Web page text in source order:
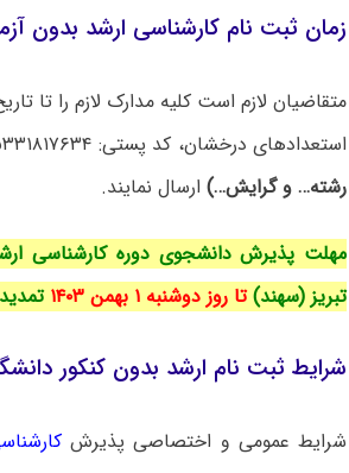
زمان ثبت نام کارشناسی ارشد بدون آزمون ۱۴۰۴ دانشگاه
استعدادهای درخشان، کد پستی: ۵۳۳۱۸۱۷۶۳۴
رشته… و گرایش…)ارسال نمایند.
تبریز (سهند)تا روز دوشنبه ۱ بهمن ۱۴۰۳
شرایط ثبت نام ارشد بدون کنکور
شرایط عمومی و اختصاصی پذیرش